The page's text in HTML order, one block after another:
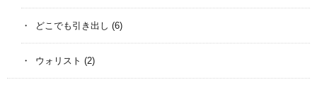
どこでも引き出し (6)
ウォリスト (2)